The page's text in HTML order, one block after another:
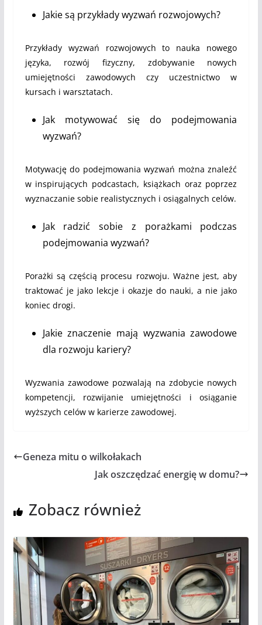
Jakie są przykłady wyzwań rozwojowych?
Przykłady wyzwań rozwojowych to nauka nowego
języka, rozwój fizyczny, zdobywanie nowych
umiejętności zawodowych czy uczestnictwo w
kursach i warsztatach.
Jak motywować się do podejmowania
wyzwań?
Motywację do podejmowania wyzwań można znaleźć
w inspirujących podcastach, książkach oraz poprzez
wyznaczanie sobie realistycznych i osiągalnych celów.
Jak radzić sobie z porażkami podczas
podejmowania wyzwań?
Porażki są częścią procesu rozwoju. Ważne jest, aby
traktować je jako lekcje i okazje do nauki, a nie jako
koniec drogi.
Jakie znaczenie mają wyzwania zawodowe
dla rozwoju kariery?
Wyzwania zawodowe pozwalają na zdobycie nowych
kompetencji, rozwijanie umiejętności i osiąganie
wyższych celów w karierze zawodowej.
Geneza mitu o wilkołakach
Jak oszczędzać energię w domu?
Zobacz również